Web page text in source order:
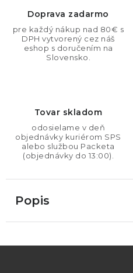
Doprava zadarmo
pre každý nákup nad 80€ s
DPH vytvorený cez náš
eshop s doručením na
Slovensko.
Tovar skladom
odosielame v deň
objednávky kuriérom SPS
alebo službou Packeta
(objednávky do 13:00).
Popis